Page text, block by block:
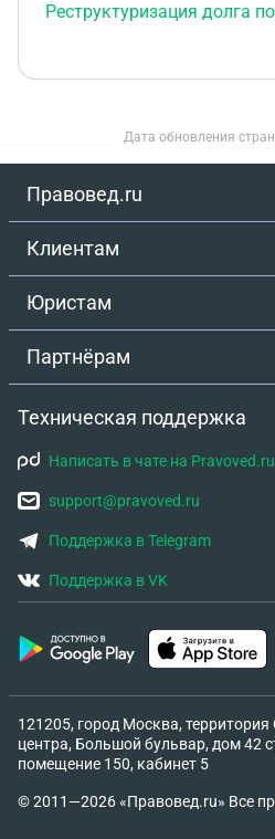
Реструктуризация долга
Дата обновления
Правовед.ru
Клиентам
Юристам
Партнёрам
Техническая поддержка
Написать в чате на Pravoved.ru
support@pravoved.ru
Поддержка в Telegram
Поддержка в VK
121205, город Москва,
центра, Большой бульвар, дом 42
помещение 150, кабинет 5
© 2011—2026 «Правовед.ru» Все